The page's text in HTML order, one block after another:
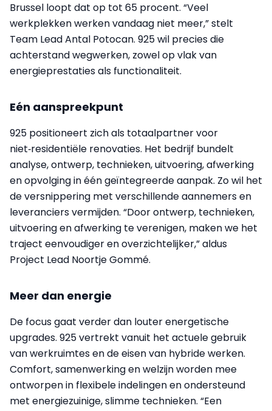
Brussel loopt dat op tot 65 procent. “Veel
werkplekken werken vandaag niet meer,” stelt
Team Lead Antal Potocan. 925 wil precies die
achterstand wegwerken, zowel op vlak van
energieprestaties als functionaliteit.
Eén aanspreekpunt
925 positioneert zich als totaalpartner voor
niet‑residentiële renovaties. Het bedrijf bundelt
analyse, ontwerp, technieken, uitvoering, afwerking
en opvolging in één geïntegreerde aanpak. Zo wil het
de versnippering met verschillende aannemers en
leveranciers vermijden. “Door ontwerp, technieken,
uitvoering en afwerking te verenigen, maken we het
traject eenvoudiger en overzichtelijker,” aldus
Project Lead Noortje Gommé.
Meer dan energie
De focus gaat verder dan louter energetische
upgrades. 925 vertrekt vanuit het actuele gebruik
van werkruimtes en de eisen van hybride werken.
Comfort, samenwerking en welzijn worden mee
ontworpen in flexibele indelingen en ondersteund
met energiezuinige, slimme technieken. “Een